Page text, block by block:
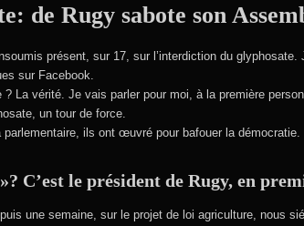
de Rugy sabote son
présent, sur 17, sur l’interdiction du
sur Facebook.
? La vérité. Je vais parler pour moi, à la première
un tour de force.
parlementaire, ils ont œuvré pour bafouer la démocratie.
C’est le président de Rugy, en
une semaine, sur le projet de loi agriculture, nous